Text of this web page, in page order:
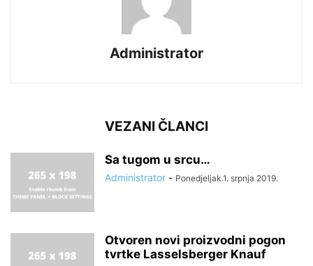
Administrator
VEZANI ČLANCI
Sa tugom u srcu…
Administrator - Ponedjeljak.1. srpnja 2019.
Otvoren novi proizvodni pogon
tvrtke Lasselsberger Knauf